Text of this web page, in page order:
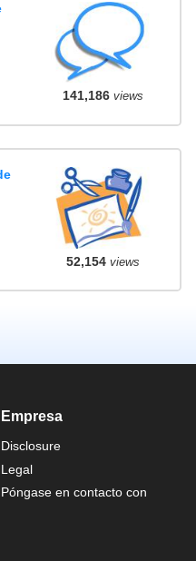
141,186views
52,154views
Empresa
Disclosure
Legal
Póngase en contacto con